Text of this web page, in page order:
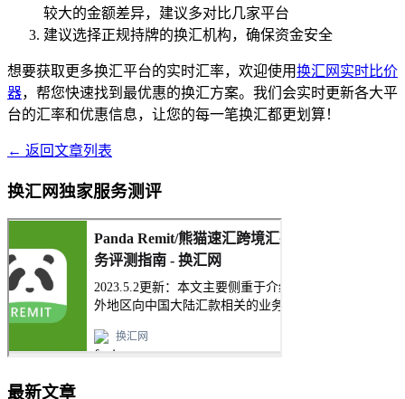
较大的金额差异，建议多对比几家平台
建议选择正规持牌的换汇机构，确保资金安全
想要获取更多换汇平台的实时汇率，欢迎使用换汇网实时比价
器，帮您快速找到最优惠的换汇方案。我们会实时更新各大平
台的汇率和优惠信息，让您的每一笔换汇都更划算！
← 返回文章列表
换汇网独家服务测评
最新文章